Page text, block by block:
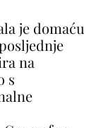
je domaću
na
s